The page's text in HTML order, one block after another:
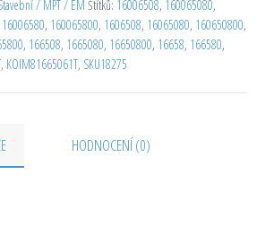
/ MPT / EM Štítků: 16006508, 160065080,
16006580, 160065800, 1606508, 16065080, 160650800,
, 166508, 1665080, 16650800, 16658, 166580,
, KOIM81665061T, SKU18275
HODNOCENÍ (0)